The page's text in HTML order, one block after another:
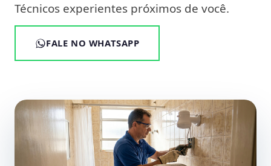
Técnicos experientes próximos de você.
FALE NO WHATSAPP